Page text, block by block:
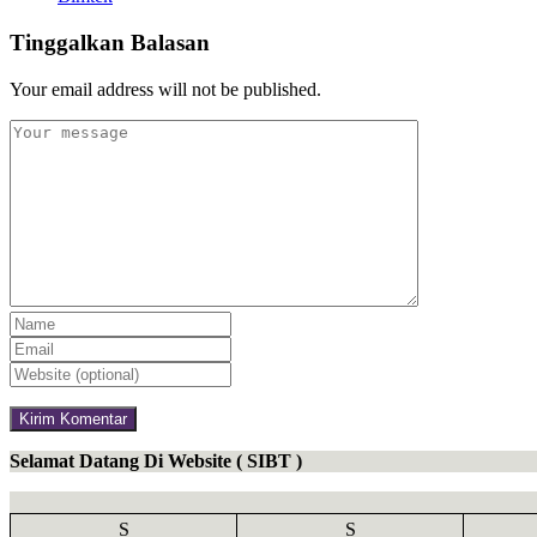
Tinggalkan Balasan
Your email address will not be published.
Selamat Datang Di Website ( SIBT )
S
S